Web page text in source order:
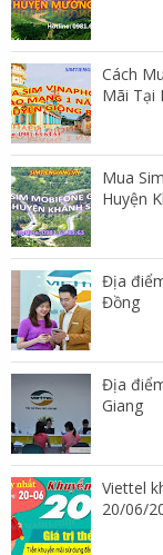
Cách
Mãi Tại
Mua
Huyện
Địa
Đồng
Địa
Giang
Viettel
20/06/